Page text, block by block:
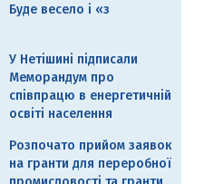
Буде весело і «з
У Нетішині підписали
Меморандум про
співпрацю в енергетичній
освіті населення
Розпочато прийом заявок
на гранти для переробної